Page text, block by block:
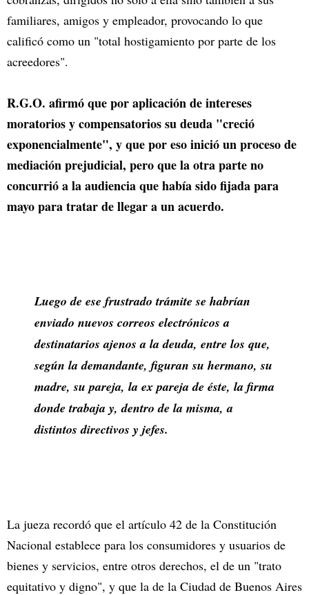
familiares, amigos y empleador, provocando lo que
calificó como un "total hostigamiento por parte de los
acreedores".
R.G.O. afirmó que por aplicación de intereses
moratorios y compensatorios su deuda "creció
exponencialmente", y que por eso inició un proceso de
mediación prejudicial, pero que la otra parte no
concurrió a la audiencia que había sido fijada para
mayo para tratar de llegar a un acuerdo.
Luego de ese frustrado trámite se habrían
enviado nuevos correos electrónicos a
destinatarios ajenos a la deuda, entre los que,
según la demandante, figuran su hermano, su
madre, su pareja, la ex pareja de éste, la firma
donde trabaja y, dentro de la misma, a
distintos directivos y jefes.
La jueza recordó que el artículo 42 de la Constitución
Nacional establece para los consumidores y usuarios de
bienes y servicios, entre otros derechos, el de un "trato
equitativo y digno", y que la de la Ciudad de Buenos Aires